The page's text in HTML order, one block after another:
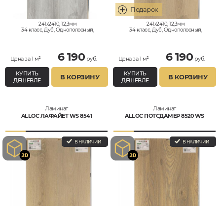
241x2410, 12,3мм
34 класс, Дуб, Однополосный,
Цена за 1 м² 6 190 руб.
КУПИТЬ
ДЕШЕВЛЕ
В КОРЗИНУ
241x2410, 12,3мм
34 класс, Дуб, Однополосный,
Цена за 1 м² 6 190 руб.
КУПИТЬ
ДЕШЕВЛЕ
В КОРЗИНУ
Ламинат
ALLOC ЛАФАЙЕТ WS 8541
В НАЛИЧИИ
Ламинат
ALLOC ПОТСДАМЕР 8520 WS
В НАЛИЧИИ